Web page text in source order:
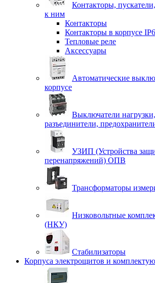
Контакторы,
к ним
Контакторы
Контакторы в корпусе
Тепловые реле
Аксессуары
Автоматические
корпусе
Выключатели
разъединители,
УЗИП (Устройства
перенапряжений) ОПВ
Трансформаторы
Низковольтные
(НКУ)
Стабилизаторы
Корпуса электрощитов и